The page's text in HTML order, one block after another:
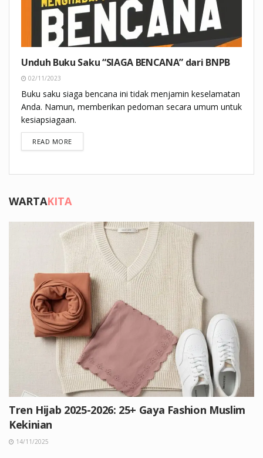
Unduh Buku Saku “SIAGA BENCANA” dari BNPB
02/11/2023
Buku saku siaga bencana ini tidak menjamin keselamatan
Anda. Namun, memberikan pedoman secara umum untuk
kesiapsiagaan.
READ MOREDETAILS
WARTAKITA
Tren Hijab 2025-2026: 25+ Gaya Fashion Muslim
Kekinian
14/11/2025